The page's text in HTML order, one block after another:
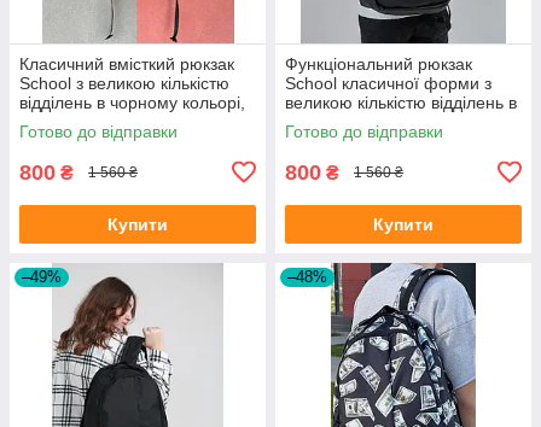
Класичний вмісткий рюкзак
School з великою кількістю
відділень в чорному кольорі,
30л
Готово до відправки
800 ₴ 1 560 ₴
Купити
Функціональний рюкзак
School класичної форми з
великою кількістю відділень в
чорному кольорі, 30л
Готово до відправки
800 ₴ 1 560 ₴
Купити
–49% –48%